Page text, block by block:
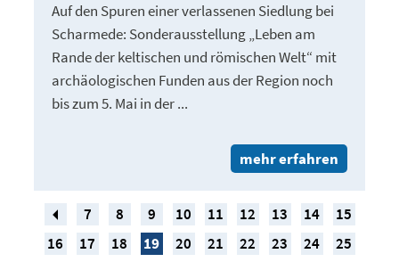
Auf den Spuren einer verlassenen Siedlung bei
Scharmede: Sonderausstellung „Leben am
Rande der keltischen und römischen Welt“ mit
archäologischen Funden aus der Region noch
bis zum 5. Mai in der ...
mehr erfahren
7 8 9 10 11 12 13 14
15
16
17 18 19 20 21 22 23 24
25